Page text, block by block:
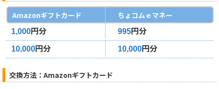
Amazonギフトカード ちょコムｅマネー
1,000円分 995円分
10,000円分 10,000円分
交換方法：Amazonギフトカード